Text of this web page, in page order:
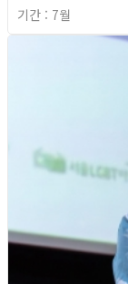
기간 : 7월